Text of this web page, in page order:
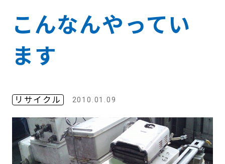
こんなんやってい
ます
リサイクル 2010.01.09